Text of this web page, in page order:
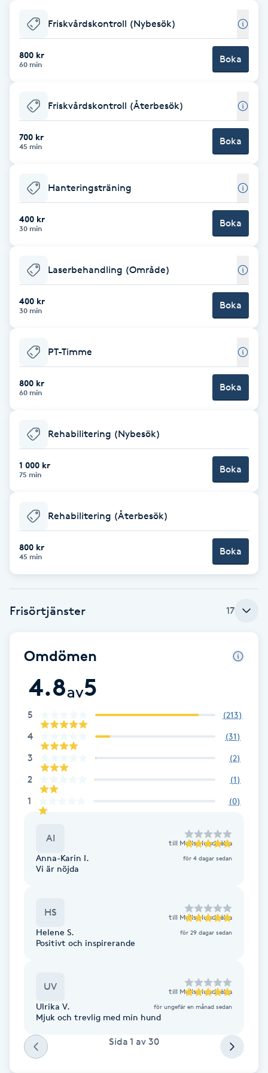
Babylights
Balayage
Barber
BIAB
Blowout
Brynfärgning
Brynplockning
Bröllopsuppsättning
C
Celluliter
Coachning
Damklippning
Dermapen
Diamantslipning
Enzympeeling
Extensions
Extensions borttagning
Eyeliner-tatuering
Fet hårbotten
Fibromassage
Fotmassage
Friskvårdskontroll (Nybesök)
800 kr
60 min Boka
Friskvårdskontroll (Återbesök)
700 kr
45 min Boka
Hanteringsträning
400 kr
30 min Boka
Laserbehandling (Område)
400 kr
30 min Boka
PT-Timme
800 kr
60 min Boka
Rehabilitering (Nybesök)
1 000 kr
75 min Boka
Rehabilitering (Återbesök)
800 kr
45 min Boka
Frisörtjänster 17
Omdömen
4.8av5
5 (213)
4 (31)
3 (2)
2 (1)
1 (0)
AI till Molls Hundhälsa
Anna-Karin I. för 4 dagar sedan
Vi är nöjda
HS till Molls Hundhälsa
Helene S. för 29 dagar sedan
Positivt och inspirerande
UV till Molls Hundhälsa
Ulrika V. för ungefär en månad sedan
Mjuk och trevlig med min hund
Sida 1 av 30